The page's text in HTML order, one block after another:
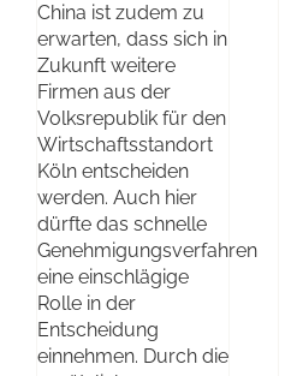
China ist zudem zu
erwarten, dass sich in
Zukunft weitere
Firmen aus der
Volksrepublik für den
Wirtschaftsstandort
Köln entscheiden
werden. Auch hier
dürfte das schnelle
Genehmigungsverfahren
eine einschlägige
Rolle in der
Entscheidung
einnehmen. Durch die